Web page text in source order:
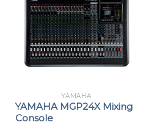
YAMAHA
YAMAHA MGP24X Mixing
Console